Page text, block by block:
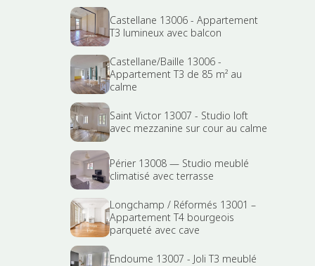
Castellane 13006 - Appartement
T3 lumineux avec balcon
Castellane/Baille 13006 -
Appartement T3 de 85 m² au
calme
Saint Victor 13007 - Studio loft
avec mezzanine sur cour au calme
Périer 13008 — Studio meublé
climatisé avec terrasse
Longchamp / Réformés 13001 –
Appartement T4 bourgeois
parqueté avec cave
Endoume 13007 - Joli T3 meublé